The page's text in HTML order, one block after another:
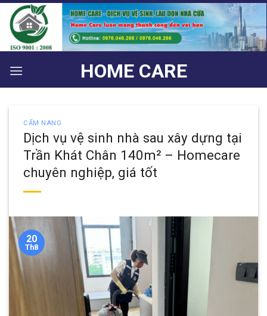
Bỏ
qua
nội
dung
HOME CARE
CẨM NANG
Dịch vụ vệ sinh nhà sau xây dựng tại
Trần Khát Chân 140m² – Homecare
chuyên nghiệp, giá tốt
20
Th8